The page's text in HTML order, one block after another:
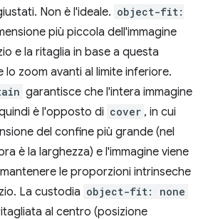
Non è l'ideale. object-fit:
più piccola dell'immagine
e la ritaglia in base a questa
lo zoom avanti al limite inferiore.
garantisce che l'intera immagine
è l'opposto di cover , in cui
del confine più grande (nel
è la larghezza) e l'immagine viene
le proporzioni intrinseche
La custodia object-fit: none
al centro (posizione